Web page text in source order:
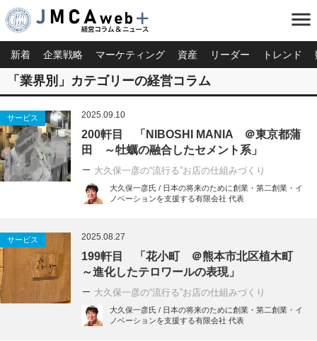
menu
新着 企業戦略 マーケティング 資産 リーダー トレンド
「業界別」カテゴリーの経営コラム
サービス 2025.09.10
200軒目 「NIBOSHI MANIA ＠東京都蒲
田 ～牡蠣の融合したセメント系」
大久保一彦の“流行る”お店の仕組みづくり
大久保一彦氏 / 日本の将来のために創業・第二創業・イ
ノベーションを支援する有限会社 代表
サービス 2025.08.27
199軒目 「花小町 ＠熊本市北区植木町
～進化したテロワールの表現」
大久保一彦の“流行る”お店の仕組みづくり
大久保一彦氏 / 日本の将来のために創業・第二創業・イ
ノベーションを支援する有限会社 代表